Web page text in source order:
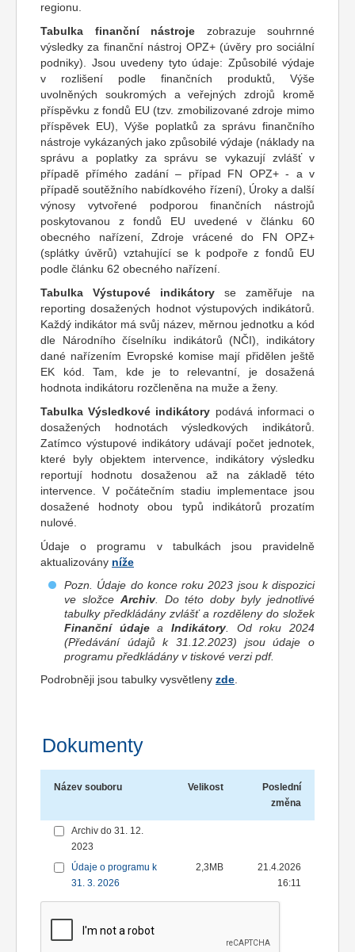
regionu.
Tabulka finanční nástroje zobrazuje souhrnné
výsledky za finanční nástroj OPZ+ (úvěry pro sociální
podniky). Jsou uvedeny tyto údaje: Způsobilé výdaje
v rozlišení podle finančních produktů, Výše
uvolněných soukromých a veřejných zdrojů kromě
příspěvku z fondů EU (tzv. zmobilizované zdroje mimo
příspěvek EU), Výše poplatků za správu finančního
nástroje vykázaných jako způsobilé výdaje (náklady na
správu a poplatky za správu se vykazují zvlášť v
případě přímého zadání – případ FN OPZ+ - a v
případě soutěžního nabídkového řízení), Úroky a další
výnosy vytvořené podporou finančních nástrojů
poskytovanou z fondů EU uvedené v článku 60
obecného nařízení, Zdroje vrácené do FN OPZ+
(splátky úvěrů) vztahující se k podpoře z fondů EU
podle článku 62 obecného nařízení.
Tabulka Výstupové indikátory se zaměřuje na
reporting dosažených hodnot výstupových indikátorů.
Každý indikátor má svůj název, měrnou jednotku a kód
dle Národního číselníku indikátorů (NČI), indikátory
dané nařízením Evropské komise mají přidělen ještě
EK kód. Tam, kde je to relevantní, je dosažená
hodnota indikátoru rozčleněna na muže a ženy.
Tabulka Výsledkové indikátory podává informaci o
dosažených hodnotách výsledkových indikátorů.
Zatímco výstupové indikátory udávají počet jednotek,
které byly objektem intervence, indikátory výsledku
reportují hodnotu dosaženou až na základě této
intervence. V počátečním stadiu implementace jsou
dosažené hodnoty obou typů indikátorů prozatím
nulové.
Údaje o programu v tabulkách jsou pravidelně
aktualizovány níže
Pozn. Údaje do konce roku 2023 jsou k dispozici
ve složce Archiv. Do této doby byly jednotlivé
tabulky předkládány zvlášť a rozděleny do složek
Finanční údajeaIndikátory . Od roku 2024
(Předávání údajů k 31.12.2023) jsou údaje o
programu předkládány v tiskové verzi pdf.
Podrobněji jsou tabulky vysvětleny zde
Dokumenty
Název souboru Velikost
Poslední
změna
Archiv do 31. 12.
2023
Údaje o programu k
31. 3. 2026
2,3MB
21.4.2026
16:11